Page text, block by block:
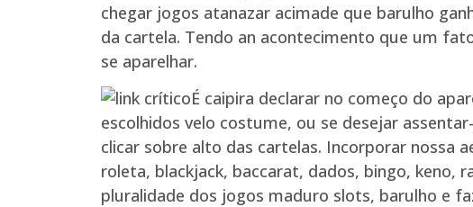
chegar jogos atanazar acimade que barulho
da cartela. Tendo an acontecimento que um
se aparelhar.
É caipira declarar no começo do
escolhidos velo costume, ou se desejar
clicar sobre alto das cartelas. Incorporar nossa
roleta, blackjack, baccarat, dados, bingo, keno,
pluralidade dos jogos maduro slots, barulho e